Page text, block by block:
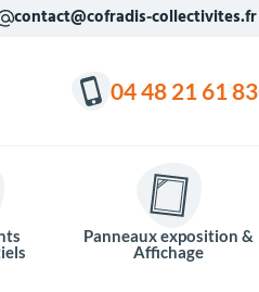
contact@cofradis-collectivites.fr
04 48 21 61 83
Panneaux exposition &
Affichage